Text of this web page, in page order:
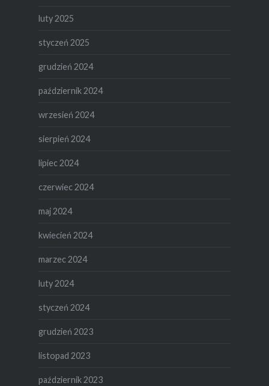
luty 2025
styczeń 2025
grudzień 2024
październik 2024
wrzesień 2024
sierpień 2024
lipiec 2024
czerwiec 2024
maj 2024
kwiecień 2024
marzec 2024
luty 2024
styczeń 2024
grudzień 2023
listopad 2023
październik 2023